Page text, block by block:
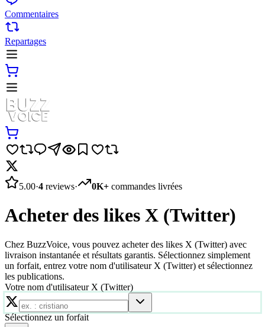
Commentaires
Repartages
5.00·4 reviews· 0K+ commandes livrées
Acheter des likes X (Twitter)
Chez BuzzVoice, vous pouvez acheter des likes X (Twitter) avec
livraison instantanée et résultats garantis. Sélectionnez simplement
un forfait, entrez votre nom d'utilisateur X (Twitter) et sélectionnez
les publications.
Votre nom d'utilisateur X (Twitter)
Sélectionnez un forfait